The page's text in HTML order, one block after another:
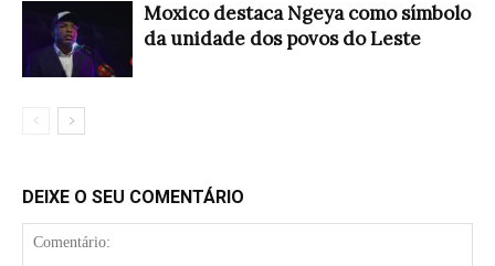
Moxico destaca Ngeya como símbolo
da unidade dos povos do Leste
DEIXE O SEU COMENTÁRIO